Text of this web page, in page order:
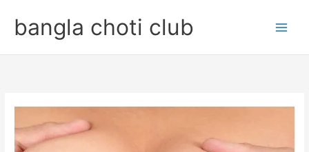
contentbangla choti club